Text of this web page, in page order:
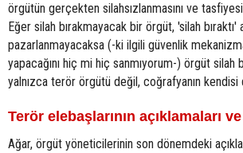
örgütün gerçekten silahsızlanmasını ve
Eğer silah bırakmayacak bir örgüt, 'silah bıraktı'
pazarlanmayacaksa (-ki ilgili güvenlik
yapacağını hiç mi hiç sanmıyorum-) örgüt silah
yalnızca terör örgütü değil, coğrafyanın kendisi
Terör elebaşlarının açıklamaları
Ağar, örgüt yöneticilerinin son dönemdeki